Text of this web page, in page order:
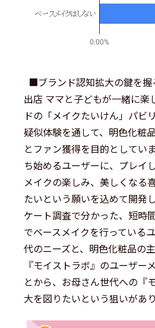
■︎ブランド認知拡大の鍵を握
出店 ママと子どもが一緒に楽
ドの「メイクたいけん」パビ
疑似体験を通して、明色化粧
とファン獲得を目的としてい
ち始めるユーザーに、プレイ
メイクの楽しみ、美しくなる
たいという願いを込めて開発
ケート調査で分かった、短時
でベースメイクを行っている
代のニーズと、明色化粧品の
『モイストラボ』のユーザー
とから、お母さん世代への『
大を図りたいという狙いがあり